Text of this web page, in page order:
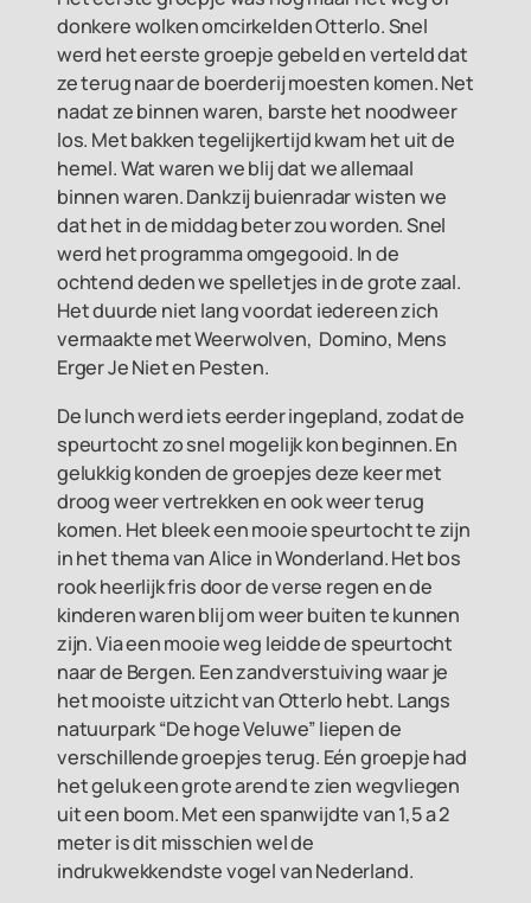
donkere wolken omcirkelden Otterlo. Snel
werd het eerste groepje gebeld en verteld dat
ze terug naar de boerderij moesten komen. Net
nadat ze binnen waren, barste het noodweer
los. Met bakken tegelijkertijd kwam het uit de
hemel. Wat waren we blij dat we allemaal
binnen waren. Dankzij buienradar wisten we
dat het in de middag beter zou worden. Snel
werd het programma omgegooid. In de
ochtend deden we spelletjes in de grote zaal.
Het duurde niet lang voordat iedereen zich
vermaakte met Weerwolven, Domino, Mens
Erger Je Niet en Pesten.
De lunch werd iets eerder ingepland, zodat de
speurtocht zo snel mogelijk kon beginnen. En
gelukkig konden de groepjes deze keer met
droog weer vertrekken en ook weer terug
komen. Het bleek een mooie speurtocht te zijn
in het thema van Alice in Wonderland. Het bos
rook heerlijk fris door de verse regen en de
kinderen waren blij om weer buiten te kunnen
zijn. Via een mooie weg leidde de speurtocht
naar de Bergen. Een zandverstuiving waar je
het mooiste uitzicht van Otterlo hebt. Langs
natuurpark “De hoge Veluwe” liepen de
verschillende groepjes terug. Eén groepje had
het geluk een grote arend te zien wegvliegen
uit een boom. Met een spanwijdte van 1,5 a 2
meter is dit misschien wel de
indrukwekkendste vogel van Nederland.